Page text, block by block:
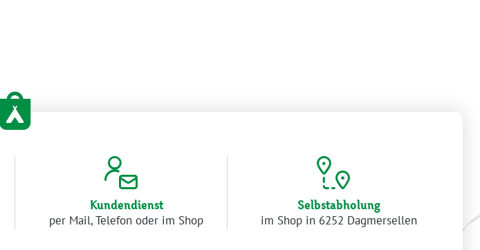
Kundendienst
per Mail, Telefon oder im Shop
Selbstabholung
im Shop in 6252 Dagmersellen